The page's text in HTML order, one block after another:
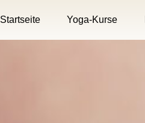
Startseite Yoga-Kurse